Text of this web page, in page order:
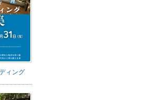
ィング